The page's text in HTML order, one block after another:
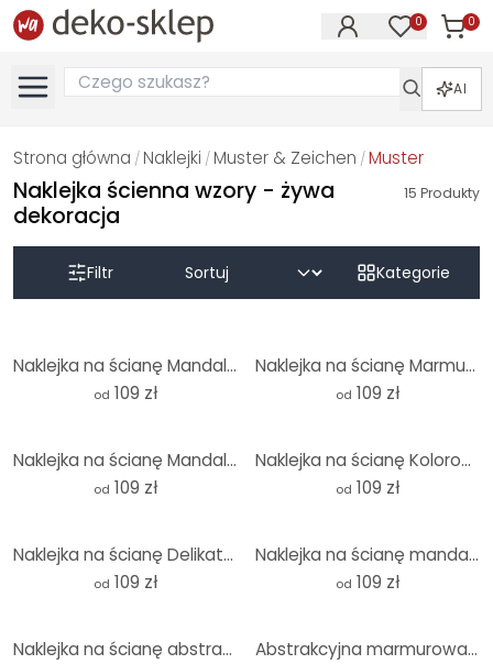
0 0
AI
Strona główna / Naklejki / Muster & Zeichen /Muster
Naklejka ścienna wzory - żywa
dekoracja
15 Produkty
Filtr Kategorie
Naklejka na ścianę Mandala Boho złoto-zielona - Bloomery Decor - Okrągła
od 109 zł
Naklejka na ścianę Marmurkowe fale w kolorze turkusowym i złotym - Haase - Okrągła
od 109 zł
Naklejka na ścianę Mandala Boho antyczne złoto - Bloomery Decor - Okrągła
od 109 zł
Naklejka na ścianę Kolorowa marmurkowa abstrakcja - Gokhale - Okrągła
od 109 zł
Naklejka na ścianę Delikatna mandala na szaro-beżowym tle - Bloomery Decor - Okrągła
od 109 zł
Naklejka na ścianę mandala w turkusowym złocie - Bloomery Decor - okrągła
od 109 zł
Naklejka na ścianę abstrakcyjna grafika liniowa w kolorze złotym i beżowym - Alma - okrągła Abstrakcyjna marmurowa naklejka na ścianę z niebieskim i złotym efektem - Okrągła